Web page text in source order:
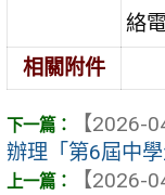
絡
相關附件
【2026-
辦理「第6屆中
【2026-